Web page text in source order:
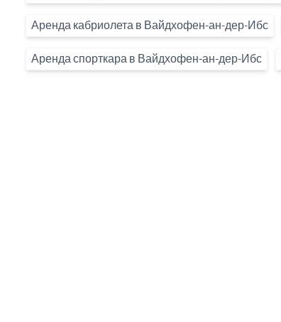
Аренда кабриолета в Вайдхофен-ан-дер-Ибс
Аренда спорткара в Вайдхофен-ан-дер-Ибс